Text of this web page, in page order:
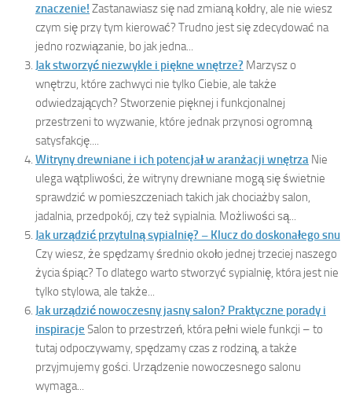
znaczenie! Zastanawiasz się nad zmianą kołdry, ale nie wiesz
czym się przy tym kierować? Trudno jest się zdecydować na
jedno rozwiązanie, bo jak jedna...
Jak stworzyć niezwykle i piękne wnętrze? Marzysz o
wnętrzu, które zachwyci nie tylko Ciebie, ale także
odwiedzających? Stworzenie pięknej i funkcjonalnej
przestrzeni to wyzwanie, które jednak przynosi ogromną
satysfakcję....
Witryny drewniane i ich potencjał w aranżacji wnętrza Nie
ulega wątpliwości, że witryny drewniane mogą się świetnie
sprawdzić w pomieszczeniach takich jak chociażby salon,
jadalnia, przedpokój, czy też sypialnia. Możliwości są...
Jak urządzić przytulną sypialnię? – Klucz do doskonałego snu
Czy wiesz, że spędzamy średnio około jednej trzeciej naszego
życia śpiąc? To dlatego warto stworzyć sypialnię, która jest nie
tylko stylowa, ale także...
Jak urządzić nowoczesny jasny salon? Praktyczne porady i
inspiracje Salon to przestrzeń, która pełni wiele funkcji – to
tutaj odpoczywamy, spędzamy czas z rodziną, a także
przyjmujemy gości. Urządzenie nowoczesnego salonu
wymaga...